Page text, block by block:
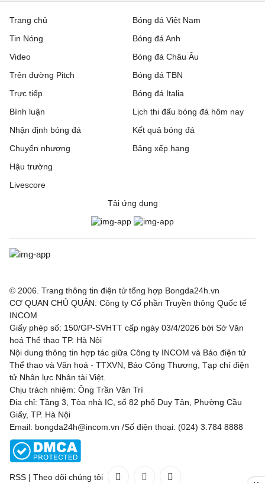
Trang chủ
Tin Nóng
Video
Trên đường Pitch
Trực tiếp
Bóng đá Việt Nam
Bóng đá Anh
Bóng đá Châu Âu
Bóng đá TBN
Bóng đá Italia
Bình luận
Nhận định bóng đá
Chuyển nhượng
Hậu trường
Livescore
Lịch thi đấu bóng đá hôm nay
Kết quả bóng đá
Bảng xếp hạng
Tải ứng dụng
© 2006. Trang thông tin điện tử tổng hợp Bongda24h.vn
CƠ QUAN CHỦ QUẢN: Công ty Cổ phần Truyền thông Quốc tế
INCOM
Giấy phép số: 150/GP-SVHTT cấp ngày 03/4/2026 bởi Sở Văn
hoá Thể thao TP. Hà Nội
Nội dung thông tin hợp tác giữa Công ty INCOM và Báo điện tử
Thể thao và Văn hoá - TTXVN, Báo Công Thương, Tạp chí điện
tử Nhân lực Nhân tài Việt.
Chịu trách nhiệm: Ông Trần Văn Trí
Địa chỉ: Tầng 3, Tòa nhà IC, số 82 phố Duy Tân, Phường Cầu
Giấy, TP. Hà Nội
Email: bongda24h@incom.vn /Số điện thoại: (024) 3.784 8888
RSS | Theo dõi chúng tôi